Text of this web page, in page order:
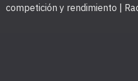
competición y rendimiento |